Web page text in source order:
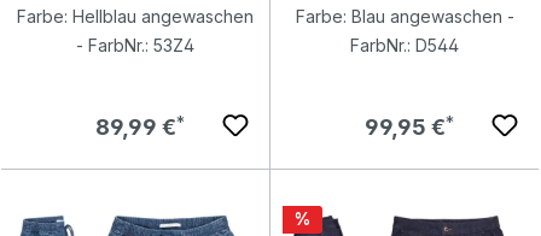
Farbe: Hellblau angewaschen
- FarbNr.: 53Z4
Regulärer Preis:
89,99 €
Farbe: Blau angewaschen -
FarbNr.: D544
Regulärer Preis:
99,95 €
Rabatt
%